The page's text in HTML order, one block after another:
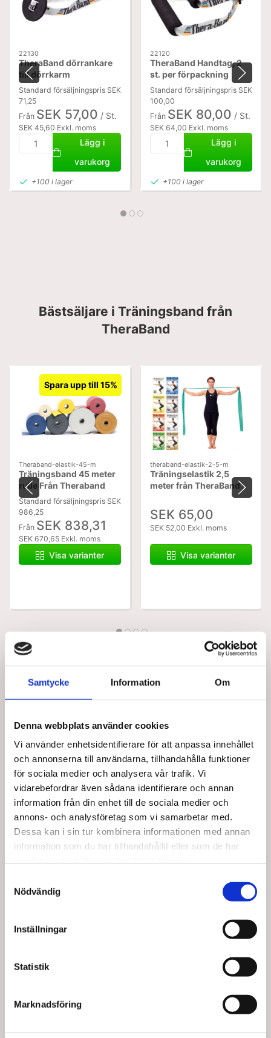
Samtycke Information Om
Denna webbplats använder cookies
Vi använder enhetsidentifierare för att anpassa innehållet
och annonserna till användarna, tillhandahålla funktioner
för sociala medier och analysera vår trafik. Vi
vidarebefordrar även sådana identifierare och annan
information från din enhet till de sociala medier och
annons- och analysföretag som vi samarbetar med.
Dessa kan i sin tur kombinera informationen med annan
information som du har tillhandahållit eller som de har
Nödvändig
Inställningar
Statistik
Marknadsföring
22130
TheraBand dörrankare
till dörrkarm
Standard försäljningspris SEK
71,25
Från SEK 57,00 / St.
SEK 45,60 Exkl. moms
Lägg i
varukorg
+100 i lager
22120
TheraBand Handtag, 2
st. per förpackning
Standard försäljningspris SEK
100,00
Från SEK 80,00 / St.
SEK 64,00 Exkl. moms
Lägg i
varukorg
+100 i lager
Bästsäljare i Träningsband från
TheraBand
Spara upp till 15%
Theraband-elastik-45-m
Träningsband 45 meter
rulle Från Theraband
Standard försäljningspris SEK
986,25
Från SEK 838,31
SEK 670,65 Exkl. moms
Visa varianter
theraband-elastik-2-5-m
Träningselastik 2,5
meter från TheraBand
SEK 65,00
SEK 52,00 Exkl. moms
Visa varianter
Spara upp till 20%
22130
Standard försäljningspris SEK
71,25
SEK 45,60 Exkl. moms
Spara upp till 24%
12928
Standard försäljningspris SEK
SEK 95,76 Exkl. momsLägg i
varukorg